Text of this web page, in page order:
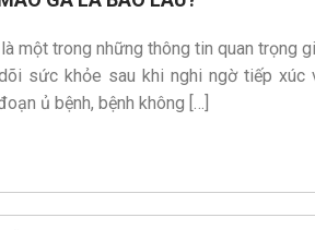
một trong những thông tin quan trọng
sức khỏe sau khi nghi ngờ tiếp xúc
ủ bệnh, bệnh không […]